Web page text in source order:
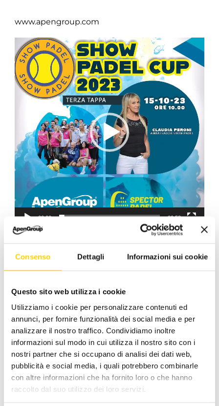
Consenso Dettagli Informazioni sui cookie
Questo sito web utilizza i cookie
Utilizziamo i cookie per personalizzare contenuti ed
annunci, per fornire funzionalità dei social media e per
analizzare il nostro traffico. Condividiamo inoltre
informazioni sul modo in cui utilizza il nostro sito con i
nostri partner che si occupano di analisi dei dati web,
pubblicità e social media, i quali potrebbero combinarle
con altre informazioni che ha fornito loro o che hanno
raccolto dal suo utilizzo dei loro servizi.
www.apengroup.com
Video
Player
00:00 00:52
Post correlati